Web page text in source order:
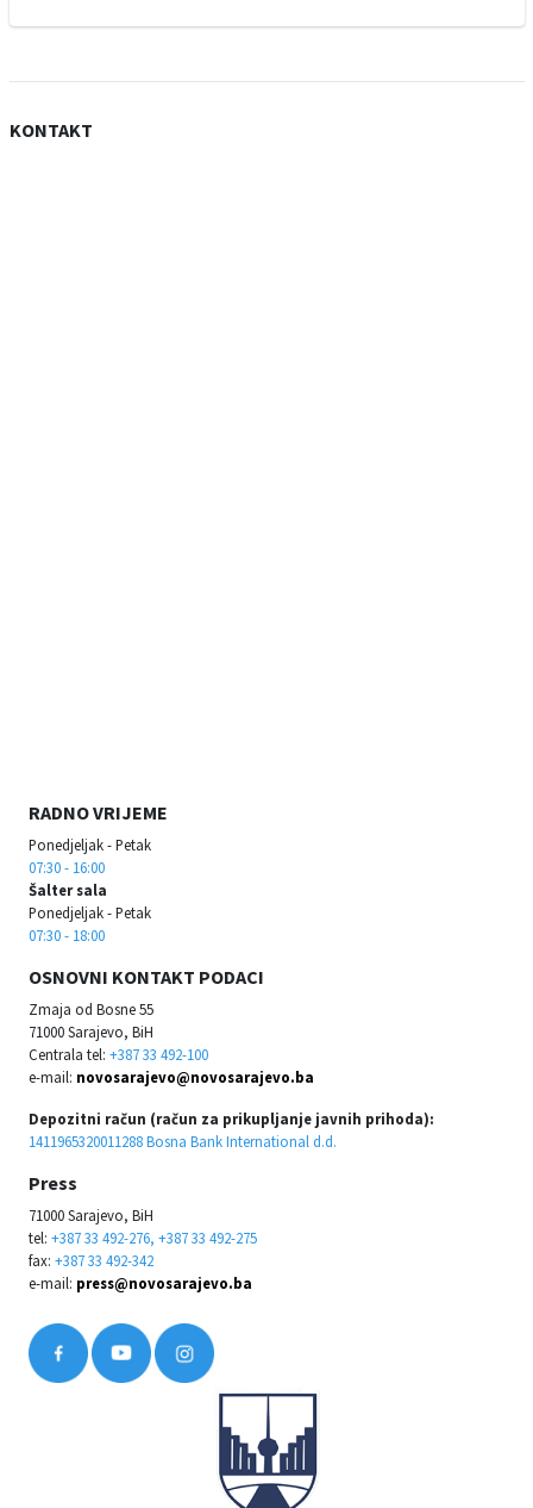
KONTAKT
RADNO VRIJEME
Ponedjeljak - Petak
07:30 - 16:00
Šalter sala
Ponedjeljak - Petak
07:30 - 18:00
OSNOVNI KONTAKT PODACI
Zmaja od Bosne 55
71000 Sarajevo, BiH
Centrala tel: +387 33 492-100
e-mail: novosarajevo@novosarajevo.ba
Depozitni račun (račun za prikupljanje javnih prihoda):
1411965320011288 Bosna Bank International d.d.
Press
71000 Sarajevo, BiH
tel: +387 33 492-276, +387 33 492-275
fax: +387 33 492-342
e-mail: press@novosarajevo.ba